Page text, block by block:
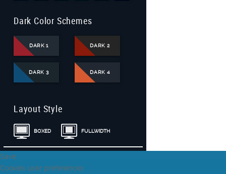
Dark Color Schemes
DARK 1 DARK 2
DARK 3 DARK 4
Layout Style
BOXED FULLWIDTH
Save
Cookies user preferences